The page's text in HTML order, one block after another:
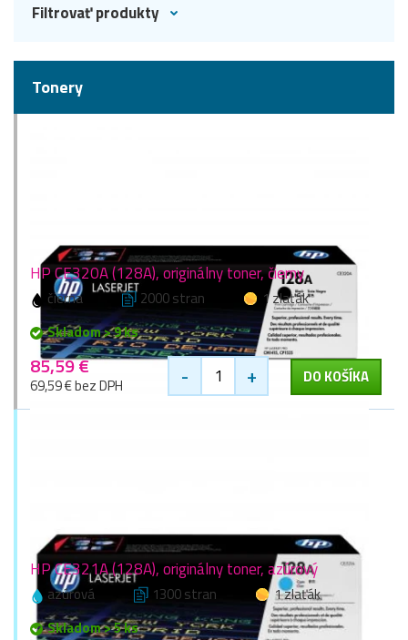
Filtrovať produkty
Tonery
HP CE320A (128A), originálny toner, čierny
čierna 2000 stran
1 zlaťák
Skladom > 9 ks
85,59 €
69,59 € bez DPH - + DO KOŠÍKA
HP CE321A (128A), originálny toner, azúrový
azúrová 1300 stran
1 zlaťák
Skladom > 5 ks